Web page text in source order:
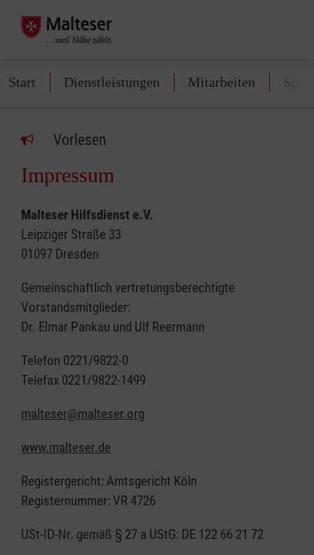
Start Dienstleistungen Mitarbeiten
Vorlesen
Impressum
Malteser Hilfsdienst e.V.
Leipziger Straße 33
01097 Dresden
Gemeinschaftlich vertretungsberechtigte
Vorstandsmitglieder:
Dr. Elmar Pankau und Ulf Reermann
Telefon 0221/9822-0
Telefax 0221/9822-1499
malteser@malteser.org
www.malteser.de
Registergericht: Amtsgericht Köln
Registernummer: VR 4726
USt-ID-Nr. gemäß § 27 a UStG: DE 122 66 21 72